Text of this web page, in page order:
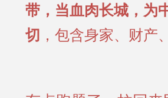
带，当血肉长城，为
切 ，包含身家、财产